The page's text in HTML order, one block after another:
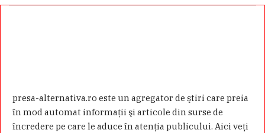
presa-alternativa.ro este un agregator de ştiri care preia
în mod automat informaţii şi articole din surse de
încredere pe care le aduce în atenţia publicului. Aici veţi